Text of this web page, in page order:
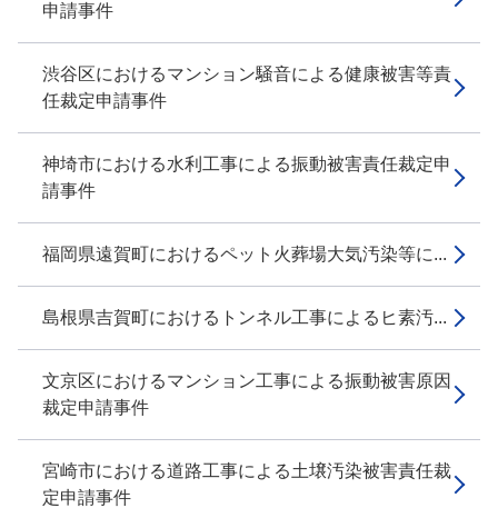
申請事件
渋谷区におけるマンション騒音による健康被害等責
任裁定申請事件
神埼市における水利工事による振動被害責任裁定申
請事件
福岡県遠賀町におけるペット火葬場大気汚染等に...
島根県吉賀町におけるトンネル工事によるヒ素汚...
文京区におけるマンション工事による振動被害原因
裁定申請事件
宮崎市における道路工事による土壌汚染被害責任裁
定申請事件